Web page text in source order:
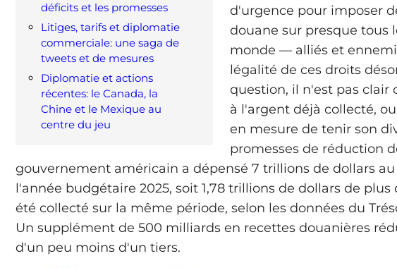
déficits et les promesses
Litiges, tarifs et diplomatie
commerciale: une saga de
tweets et de mesures
Diplomatie et actions
récentes: le Canada, la
Chine et le Mexique au
centre du jeu
d'urgence pour imposer
douane sur presque tous
monde — alliés et
légalité de ces droits
question, il n'est pas clair
à l'argent déjà collecté,
en mesure de tenir son
promesses de réduction
gouvernement américain a dépensé 7 trillions de dollars au
l'année budgétaire 2025, soit 1,78 trillions de dollars de plus
été collecté sur la même période, selon les données du
Un supplément de 500 milliards en recettes douanières
d'un peu moins d'un tiers.